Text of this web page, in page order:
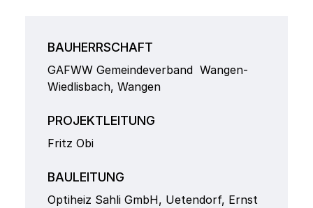
BAUHERRSCHAFT
GAFWW Gemeindeverband Wangen-
Wiedlisbach, Wangen
PROJEKTLEITUNG
Fritz Obi
BAULEITUNG
Optiheiz Sahli GmbH, Uetendorf, Ernst